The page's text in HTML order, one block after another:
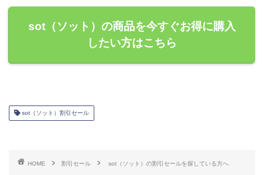
sot（ソット）の商品を今すぐお得に購入
したい方はこちら
sot（ソット）割引セール
HOME 割引セール sot（ソット）の割引セールを探している方へ